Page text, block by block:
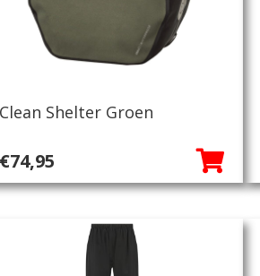
Clean Shelter Groen
€74,95